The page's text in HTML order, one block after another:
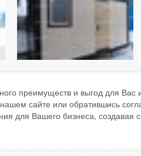
преимуществ и выгод для Вас
сайте или обратившись
для Вашего бизнеса, создавая